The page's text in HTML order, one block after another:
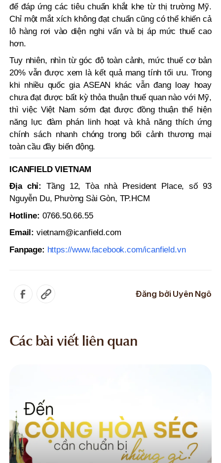
để đáp ứng các tiêu chuẩn khắt khe từ thị trường Mỹ.
Chỉ một mắt xích không đạt chuẩn cũng có thể khiến cả
lô hàng rơi vào diện nghi vấn và bị áp mức thuế cao
hơn.
Tuy nhiên, nhìn từ góc độ toàn cảnh, mức thuế cơ bản
20% vẫn được xem là kết quả mang tính tối ưu. Trong
khi nhiều quốc gia ASEAN khác vẫn đang loay hoay
chưa đạt được bất kỳ thỏa thuận thuế quan nào với Mỹ,
thì việc Việt Nam sớm đạt được đồng thuận thể hiện
năng lực đàm phán linh hoạt và khả năng thích ứng
chính sách nhanh chóng trong bối cảnh thương mại
toàn cầu đầy biến động.
ICANFIELD VIETNAM
Địa chỉ:Tầng 12, Tòa nhà President Place, số 93
Nguyễn Du, Phường Sài Gòn, TP.HCM
Hotline: 0766.50.66.55
Email: vietnam@icanfield.com
Fanpage: https://www.facebook.com/icanfield.vn
Đăng bởi Uyên Ngô
Các bài viết liên quan